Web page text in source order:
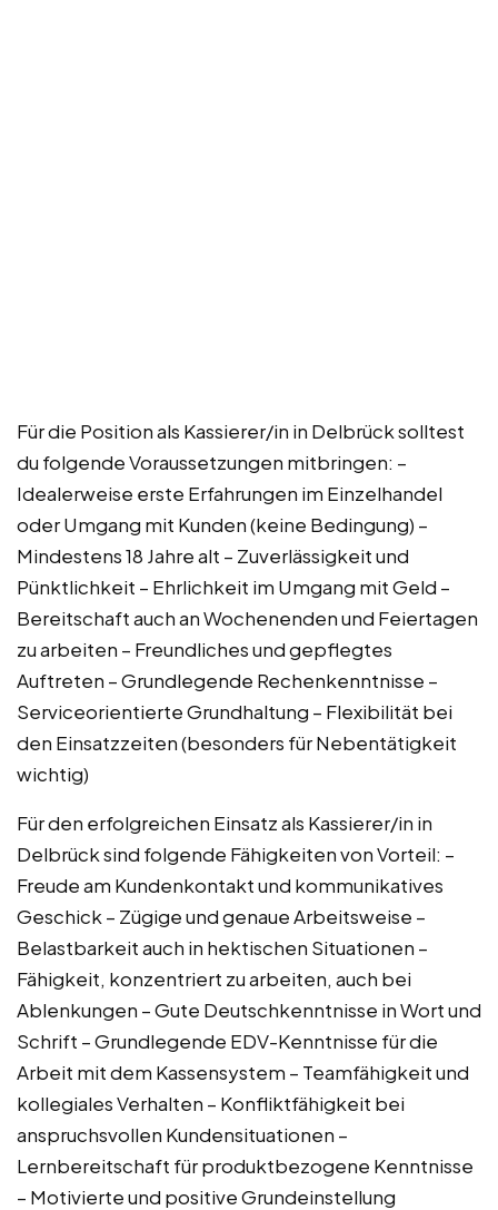
Für die Position als Kassierer/in in Delbrück solltest
du folgende Voraussetzungen mitbringen: –
Idealerweise erste Erfahrungen im Einzelhandel
oder Umgang mit Kunden (keine Bedingung) –
Mindestens 18 Jahre alt – Zuverlässigkeit und
Pünktlichkeit – Ehrlichkeit im Umgang mit Geld –
Bereitschaft auch an Wochenenden und Feiertagen
zu arbeiten – Freundliches und gepflegtes
Auftreten – Grundlegende Rechenkenntnisse –
Serviceorientierte Grundhaltung – Flexibilität bei
den Einsatzzeiten (besonders für Nebentätigkeit
wichtig)
Für den erfolgreichen Einsatz als Kassierer/in in
Delbrück sind folgende Fähigkeiten von Vorteil: –
Freude am Kundenkontakt und kommunikatives
Geschick – Zügige und genaue Arbeitsweise –
Belastbarkeit auch in hektischen Situationen –
Fähigkeit, konzentriert zu arbeiten, auch bei
Ablenkungen – Gute Deutschkenntnisse in Wort und
Schrift – Grundlegende EDV-Kenntnisse für die
Arbeit mit dem Kassensystem – Teamfähigkeit und
kollegiales Verhalten – Konfliktfähigkeit bei
anspruchsvollen Kundensituationen –
Lernbereitschaft für produktbezogene Kenntnisse
– Motivierte und positive Grundeinstellung